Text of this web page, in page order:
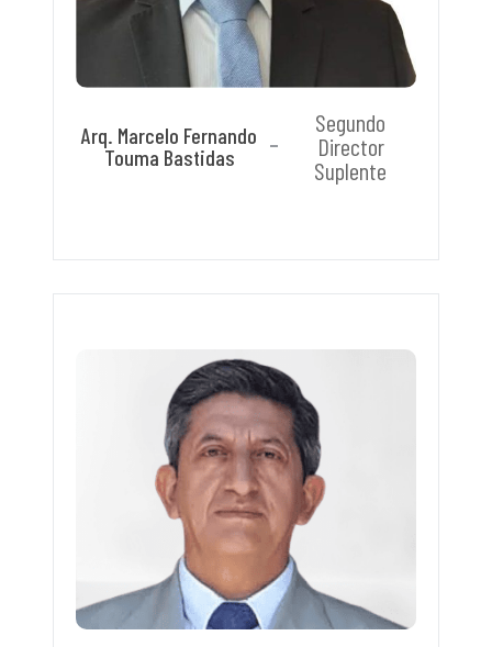
Arq. Marcelo Fernando
Touma Bastidas
Segundo
Director
Suplente